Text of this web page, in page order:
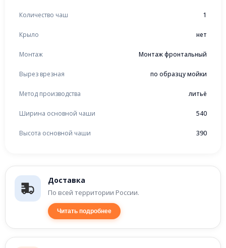
Доставка
По всей территории России.
Читать подробнее
Количество чаш 1
Крыло нет
Монтаж Монтаж фронтальный
Вырез врезная по образцу мойки
Метод производства литьё
Ширина основной чаши 540
Высота основной чаши 390